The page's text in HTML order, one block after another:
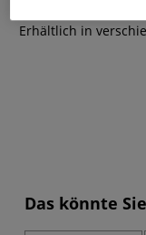
Erhältlich in
Das könnte